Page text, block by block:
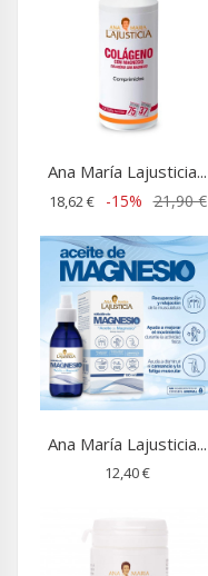
Ana María Lajusticia...
18,62 € -15% 21,90 €
Ana María Lajusticia...
12,40 €